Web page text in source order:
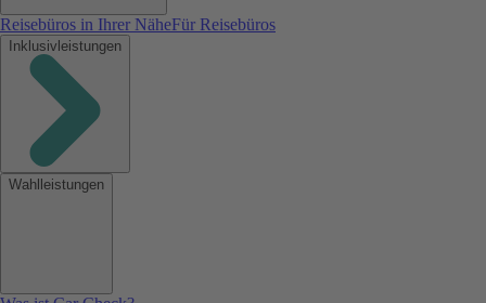
Reisebüros in Ihrer NäheFür Reisebüros
Inklusivleistungen
Wahlleistungen